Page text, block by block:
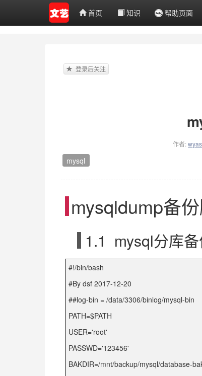
首页 知识 帮助页面
登录后关注
作者:
mysql
mysqldump备
1.1 mysql分库
#!/bin/bash
#By dsf 2017-12-20
##log-bin = /data/3306/binlog/mysql-bin
PATH=$PATH
USER='root'
PASSWD='123456'
BAKDIR=/mnt/backup/mysql/database-